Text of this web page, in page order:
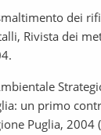
dei
Rivista dei
un primo
Puglia, 2004